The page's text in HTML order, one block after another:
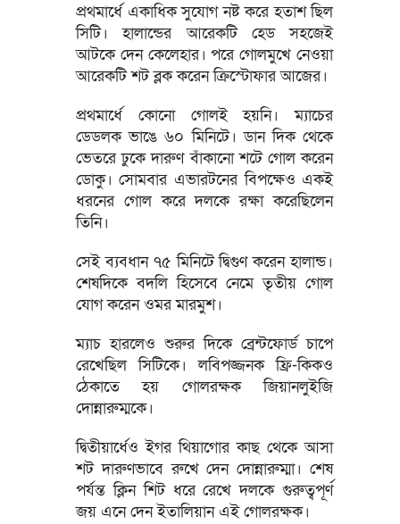
প্রথমার্ধে একাধিক সুযোগ নষ্ট করে হতাশ ছিল
সিটি। হালান্ডের আরেকটি হেড সহজেই
আটকে দেন কেলেহার। পরে গোলমুখে নেওয়া
আরেকটি শট ব্লক করেন ক্রিস্টোফার আজের।
প্রথমার্ধে কোনো গোলই হয়নি। ম্যাচের
ডেডলক ভাঙে ৬০ মিনিটে। ডান দিক থেকে
ভেতরে ঢুকে দারুণ বাঁকানো শটে গোল করেন
ডোকু। সোমবার এভারটনের বিপক্ষেও একই
ধরনের গোল করে দলকে রক্ষা করেছিলেন
তিনি।
সেই ব্যবধান ৭৫ মিনিটে দ্বিগুণ করেন হালান্ড।
শেষদিকে বদলি হিসেবে নেমে তৃতীয় গোল
যোগ করেন ওমর মারমুশ।
ম্যাচ হারলেও শুরুর দিকে ব্রেন্টফোর্ড চাপে
রেখেছিল সিটিকে। লবিপজ্জনক ফ্রি-কিকও
ঠেকাতে হয় গোলরক্ষক জিয়ানলুইজি
দোন্নারুম্মকে।
দ্বিতীয়ার্ধেও ইগর থিয়াগোর কাছ থেকে আসা
শট দারুণভাবে রুখে দেন দোন্নারুম্মা। শেষ
পর্যন্ত ক্লিন শিট ধরে রেখে দলকে গুরুত্বপূর্ণ
জয় এনে দেন ইতালিয়ান এই গোলরক্ষক।